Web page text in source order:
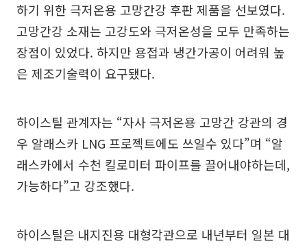
하기 위한 극저온용 고망간강 후판 제품을 선보였다.
고망간강 소재는 고강도와 극저온성을 모두 만족하는
장점이 있었다. 하지만 용접과 냉간가공이 어려워 높
은 제조기술력이 요구됐다.
하이스틸 관계자는 “자사 극저온용 고망간 강관의 경
우 알래스카 LNG 프로젝트에도 쓰일수 있다”며 “알
래스카에서 수천 킬로미터 파이프를 끌어내야하는데,
가능하다”고 강조했다.
하이스틸은 내지진용 대형각관으로 내년부터 일본 대